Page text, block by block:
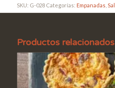
SKU: G-028 Categorías: Empanadas Sal
Productos relacionados